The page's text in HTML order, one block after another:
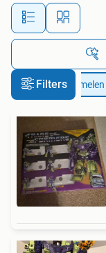
FiltersVerzamelen